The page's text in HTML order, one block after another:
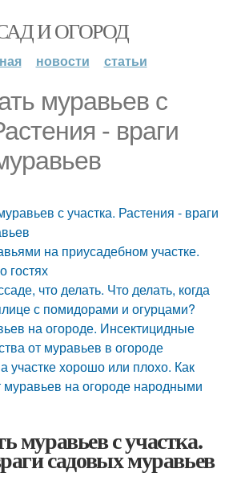
И ОГОРОД
новости статьи
муравьев с
- враги
с участка. Растения - враги
на приусадебном участке.
гостях
что делать. Что делать, когда
с помидорами и огурцами?
на огороде. Инсектицидные
от муравьев в огороде
участке хорошо или плохо. Как
муравьев на огороде народными
муравьев с участка.
садовых муравьев